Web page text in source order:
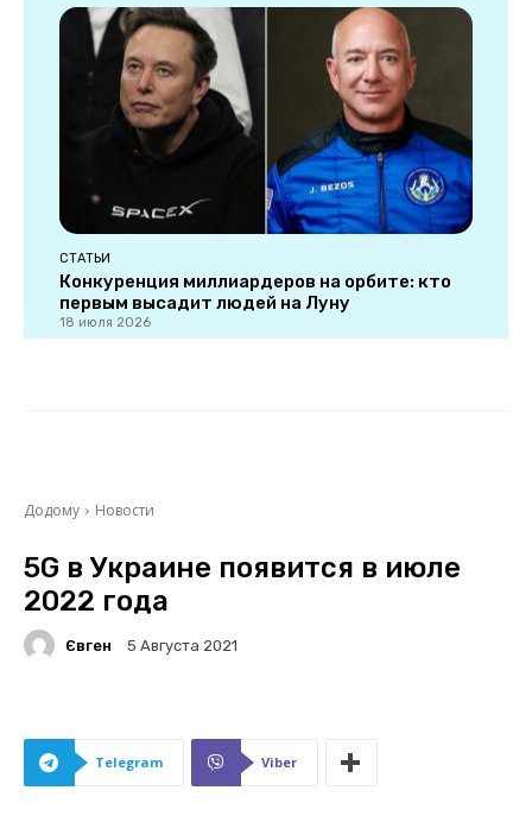
СТАТЬИ
Конкуренция миллиардеров на орбите: кто
первым высадит людей на Луну
18 июля 2026